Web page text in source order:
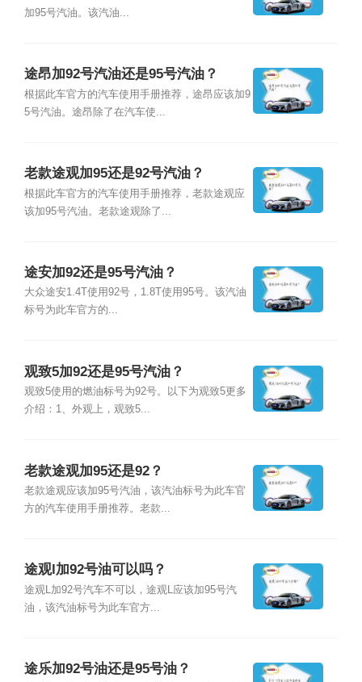
加95号汽油。该汽油...
途昂加92号汽油还是95号汽油？
根据此车官方的汽车使用手册推荐，途昂应该加9
5号汽油。途昂除了在汽车使...
老款途观加95还是92号汽油？
根据此车官方的汽车使用手册推荐，老款途观应
该加95号汽油。老款途观除了...
途安加92还是95号汽油？
大众途安1.4T使用92号，1.8T使用95号。该汽油
标号为此车官方的...
观致5加92还是95号汽油？
观致5使用的燃油标号为92号。以下为观致5更多
介绍：1、外观上，观致5...
老款途观加95还是92？
老款途观应该加95号汽油，该汽油标号为此车官
方的汽车使用手册推荐。老款...
途观l加92号油可以吗？
途观L加92号汽车不可以，途观L应该加95号汽
油，该汽油标号为此车官方...
途乐加92号油还是95号油？